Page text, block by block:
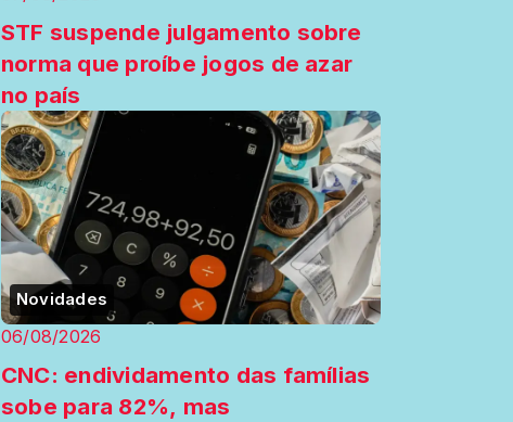
STF suspende julgamento sobre
norma que proíbe jogos de azar
no país
Novidades
06/08/2026
CNC: endividamento das famílias
sobe para 82%, mas